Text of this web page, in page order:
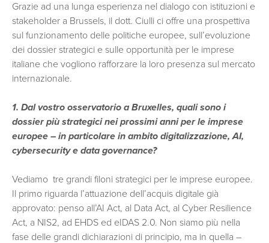
Grazie ad una lunga esperienza nel dialogo con istituzioni e
stakeholder a Brussels, il dott. Ciulli ci offre una prospettiva
sul funzionamento delle politiche europee, sull’evoluzione
dei dossier strategici e sulle opportunità per le imprese
italiane che vogliono rafforzare la loro presenza sul mercato
internazionale.
1. Dal vostro osservatorio a Bruxelles, quali sono i
dossier più strategici nei prossimi anni per le imprese
europee – in particolare in ambito digitalizzazione, AI,
cybersecurity e data governance?
Vediamo tre grandi filoni strategici per le imprese europee.
Il primo riguarda l’attuazione dell’acquis digitale già
approvato: penso all’AI Act, al Data Act, al Cyber Resilience
Act, a NIS2, ad EHDS ed eIDAS 2.0. Non siamo più nella
fase delle grandi dichiarazioni di principio, ma in quella –